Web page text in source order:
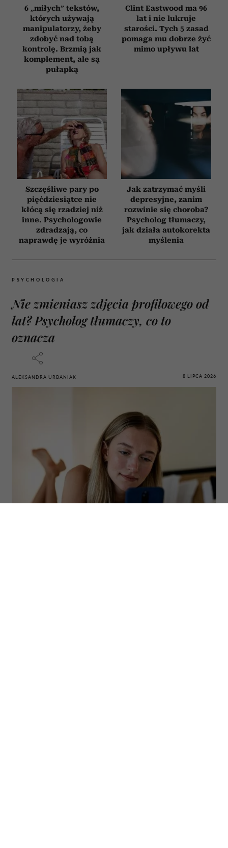
6 „miłych” tekstów,
których używają
manipulatorzy, żeby
zdobyć nad tobą
kontrolę. Brzmią jak
komplement, ale są
pułapką
Clint Eastwood ma 96
lat i nie lukruje
starości. Tych 5 zasad
pomaga mu dobrze żyć
mimo upływu lat
Szczęśliwe pary po
pięćdziesiątce nie
kłócą się rzadziej niż
inne. Psychologowie
zdradzają, co
naprawdę je wyróżnia
Jak zatrzymać myśli
depresyjne, zanim
rozwinie się choroba?
Psycholog tłumaczy,
jak działa autokorekta
myślenia
PSYCHOLOGIA
Nie zmieniasz zdjęcia profilowego od
lat? Psycholog tłumaczy, co to
oznacza
ALEKSANDRA URBANIAK 8 LIPCA 2026